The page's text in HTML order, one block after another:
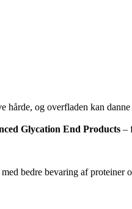
hårde, og overfladen kan danne
Glycation End Products –
bedre bevaring af proteiner